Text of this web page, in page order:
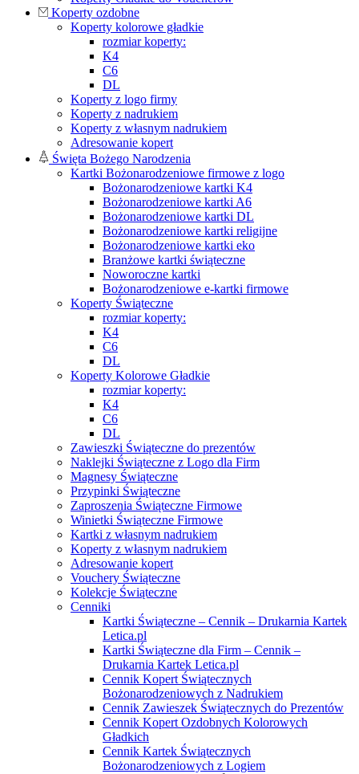
Koperty ozdobne
Koperty kolorowe gładkie
rozmiar koperty:
K4
C6
DL
Koperty z logo firmy
Koperty z nadrukiem
Koperty z własnym nadrukiem
Adresowanie kopert
Święta Bożego Narodzenia
Kartki Bożonarodzeniowe firmowe z logo
Bożonarodzeniowe kartki K4
Bożonarodzeniowe kartki A6
Bożonarodzeniowe kartki DL
Bożonarodzeniowe kartki religijne
Bożonarodzeniowe kartki eko
Branżowe kartki świąteczne
Noworoczne kartki
Bożonarodzeniowe e-kartki firmowe
Koperty Świąteczne
rozmiar koperty:
K4
C6
DL
Koperty Kolorowe Gładkie
rozmiar koperty:
K4
C6
DL
Zawieszki Świąteczne do prezentów
Naklejki Świąteczne z Logo dla Firm
Magnesy Świąteczne
Przypinki Świąteczne
Zaproszenia Świąteczne Firmowe
Winietki Świąteczne Firmowe
Kartki z własnym nadrukiem
Koperty z własnym nadrukiem
Adresowanie kopert
Vouchery Świąteczne
Kolekcje Świąteczne
Cenniki
Kartki Świąteczne – Cennik – Drukarnia Kartek
Letica.pl
Kartki Świąteczne dla Firm – Cennik –
Drukarnia Kartek Letica.pl
Cennik Kopert Świątecznych
Bożonarodzeniowych z Nadrukiem
Cennik Zawieszek Świątecznych do Prezentów
Cennik Kopert Ozdobnych Kolorowych
Gładkich
Cennik Kartek Świątecznych
Bożonarodzeniowych z Logiem